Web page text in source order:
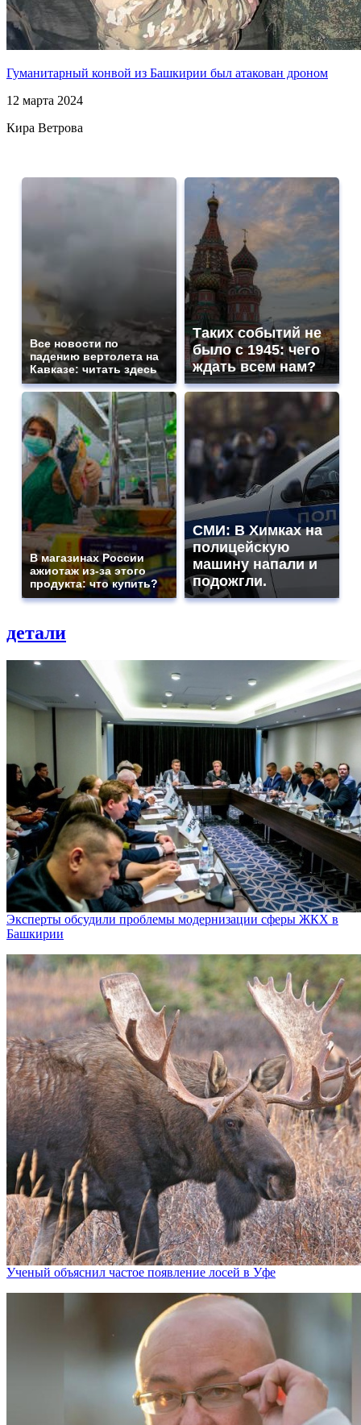
Гуманитарный конвой из Башкирии был атакован дроном
12 марта 2024
Кира Ветрова
Все новости по
падению вертолета на
Кавказе: читать здесь
Таких событий не
было с 1945: чего
ждать всем нам?
В магазинах России
ажиотаж из-за этого
продукта: что купить?
СМИ: В Химках на
полицейскую
машину напали и
подожгли.
детали
Эксперты обсудили проблемы модернизации сферы ЖКХ в
Башкирии
Ученый объяснил частое появление лосей в Уфе